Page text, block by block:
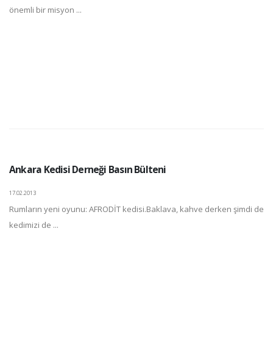
önemli bir misyon ...
Ankara Kedisi Derneği Basın Bülteni
17.02.2013
Rumların yeni oyunu: AFRODİT kedisi.Baklava, kahve derken şimdi de
kedimizi de ...